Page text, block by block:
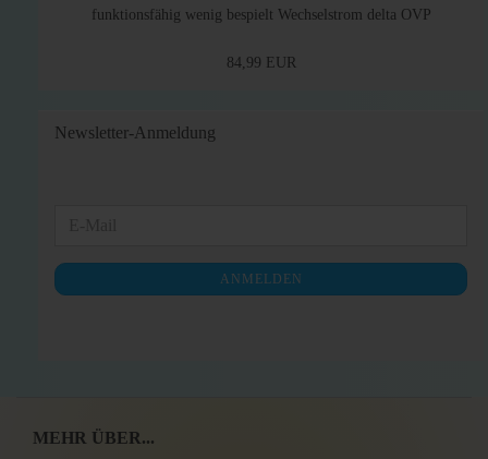
funktionsfähig wenig bespielt Wechselstrom delta OVP
84,99 EUR
Newsletter-Anmeldung
NEWSLETTER-
ANMELDUNG
ANMELDEN
MEHR ÜBER...